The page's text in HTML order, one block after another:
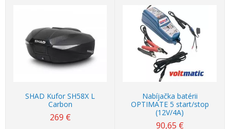
SHAD Kufor SH58X L
Carbon
269 €
Nabíjačka batérii
OPTIMATE 5 start/stop
(12V/4A)
90,65 €